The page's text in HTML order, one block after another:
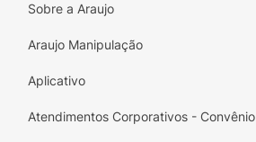
Sobre a Araujo
Araujo Manipulação
Aplicativo
Atendimentos Corporativos - Convênio